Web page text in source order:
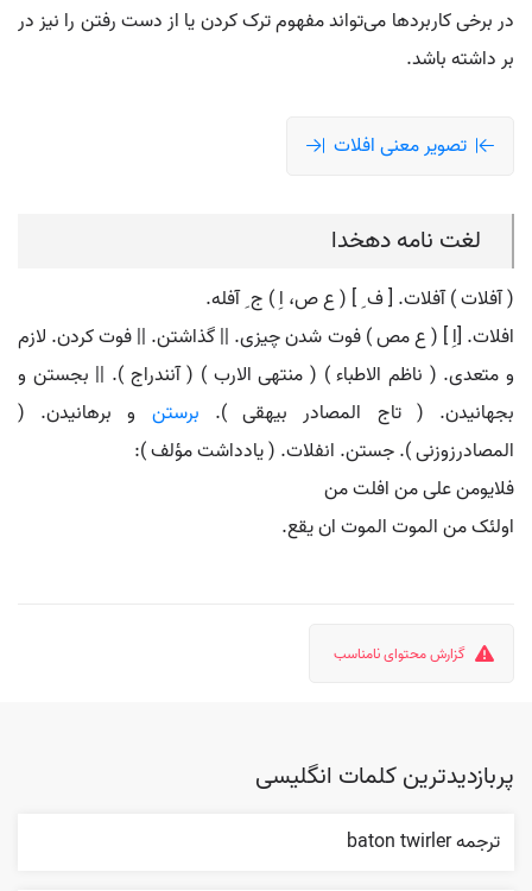
در برخی کاربردها می‌تواند مفهوم ترک کردن یا از دست رفتن را نیز در
بر داشته باشد.
تصویر معنی افلات
لغت نامه دهخدا
( آفلات ) آفلات. [ ف ِ ] ( ع ص، اِ ) ج ِ آفله.
افلات. [اِ ] ( ع مص ) فوت شدن چیزی. || گذاشتن. || فوت کردن. لازم
و متعدی. ( ناظم الاطباء ) ( منتهی الارب ) ( آنندراج ). || بجستن و
بجهانیدن. ( تاج المصادر بیهقی ). برستن و برهانیدن. (
المصادرزوزنی ). جستن. انفلات. ( یادداشت مؤلف ):
فلایومن علی من افلت من
اولئک من الموت الموت ان یقع.
گزارش محتوای نامناسب
پربازدیدترین کلمات انگلیسی
ترجمه baton twirler